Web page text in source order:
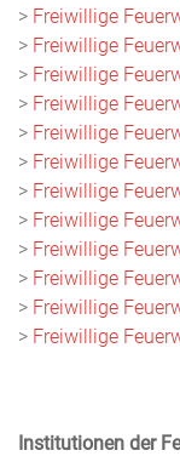
> Freiwillige
> Freiwillige
> Freiwillige
> Freiwillige
> Freiwillige
> Freiwillige
> Freiwillige
> Freiwillige
> Freiwillige
> Freiwillige
> Freiwillige
> Freiwillige
Institutionen der